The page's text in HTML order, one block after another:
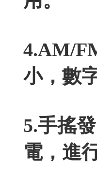
4.AM/
小，數
5.手搖
電，進